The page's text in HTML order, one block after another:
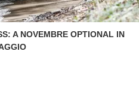
A NOVEMBRE OPTIONAL IN